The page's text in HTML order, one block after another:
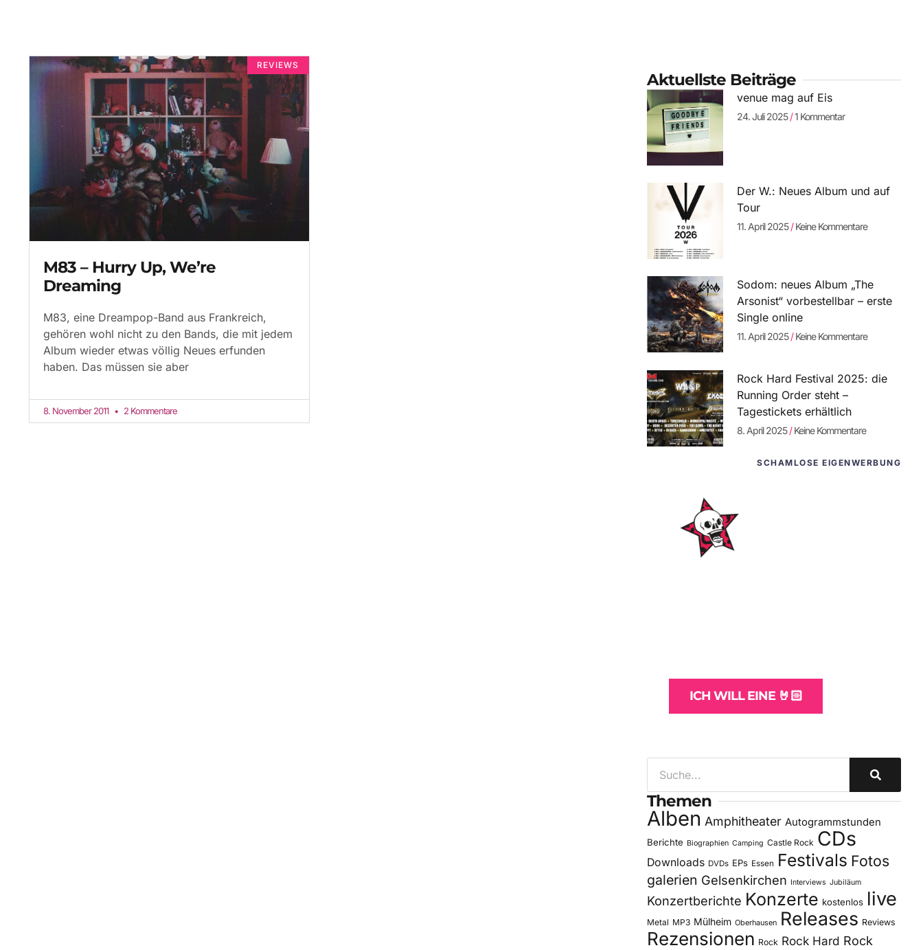
REVIEWS
M83 – Hurry Up, We’re
Dreaming
M83, eine Dreampop-Band aus Frankreich,
gehören wohl nicht zu den Bands, die mit jedem
Album wieder etwas völlig Neues erfunden
haben. Das müssen sie aber
8. November 2011 2 Kommentare
Aktuellste Beiträge
venue mag auf Eis
24. Juli 2025 1 Kommentar
Der W.: Neues Album und auf
Tour
11. April 2025 Keine Kommentare
Sodom: neues Album „The
Arsonist“ vorbestellbar – erste
Single online
11. April 2025 Keine Kommentare
Rock Hard Festival 2025: die
Running Order steht –
Tagestickets erhältlich
8. April 2025 Keine Kommentare
SCHAMLOSE EIGENWERBUNG
ICH WILL EINE 🤘🏻
Themen
Alben Amphitheater Autogrammstunden
Berichte Biographien Camping Castle Rock CDs
Downloads DVDs EPs Essen Festivals Fotos
galerien Gelsenkirchen Interviews Jubiläum
Konzertberichte Konzerte kostenlos live
Metal MP3 Mülheim Oberhausen Releases Reviews
Rezensionen Rock Rock Hard Rock